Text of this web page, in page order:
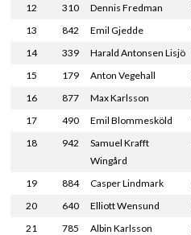
12
310 Dennis Fredman
13
842 Emil Gjedde
14
339 Harald Antonsen Lisjö
15
179 Anton Vegehall
16
877 Max Karlsson
17
490 Emil Blommesköld
18
942
Samuel Krafft
Wingård
19 884 Casper Lindmark
20
640 Elliott Wensund
21
785 Albin Karlsson